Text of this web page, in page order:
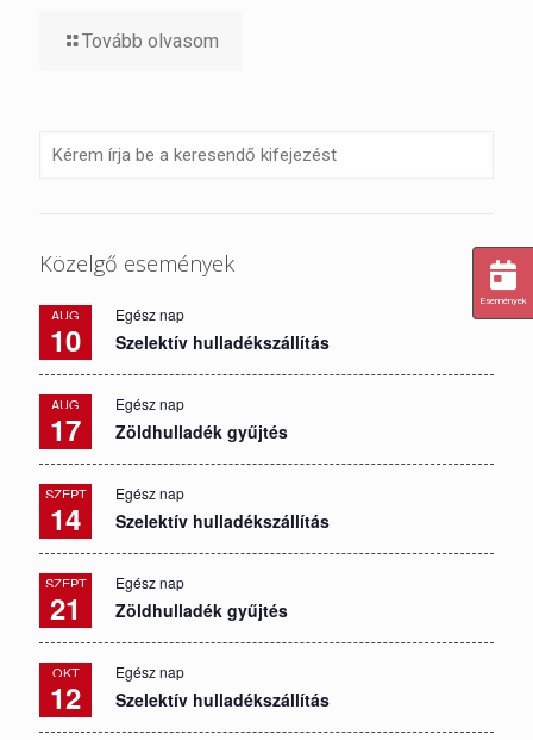
Tovább olvasom
Közelgő események
AUG
10
Egész nap
Szelektív hulladékszállítás
AUG
17
Egész nap
Zöldhulladék gyűjtés
SZEPT
14
Egész nap
Szelektív hulladékszállítás
SZEPT
21
Egész nap
Zöldhulladék gyűjtés
OKT
12
Egész nap
Szelektív hulladékszállítás
Események